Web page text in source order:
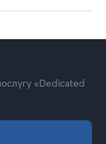
«Dedicated